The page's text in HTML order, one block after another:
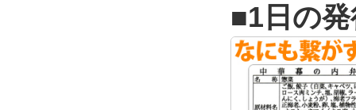
■1日の